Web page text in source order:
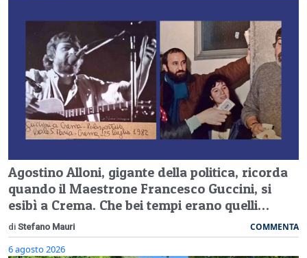
Agostino Alloni, gigante della politica, ricorda
quando il Maestrone Francesco Guccini, si
esibì a Crema. Che bei tempi erano quelli…
di Stefano Mauri COMMENTA
6 agosto 2026